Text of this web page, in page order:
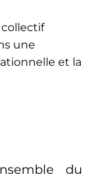
une
et la
du